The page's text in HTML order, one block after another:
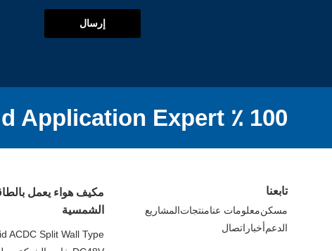
إرسال
100 ٪ DC Off Grid Application Expert
تابعنا
مسكنمعلومات عنامنتجاتالمشاريع
الدعمأخبار اتصال
مكيف هواء يعمل
الشمسية
ACDC Split Wall Type